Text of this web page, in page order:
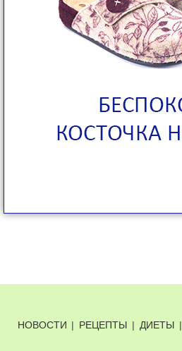
НОВОСТИ | РЕЦЕПТЫ | ДИЕТЫ |